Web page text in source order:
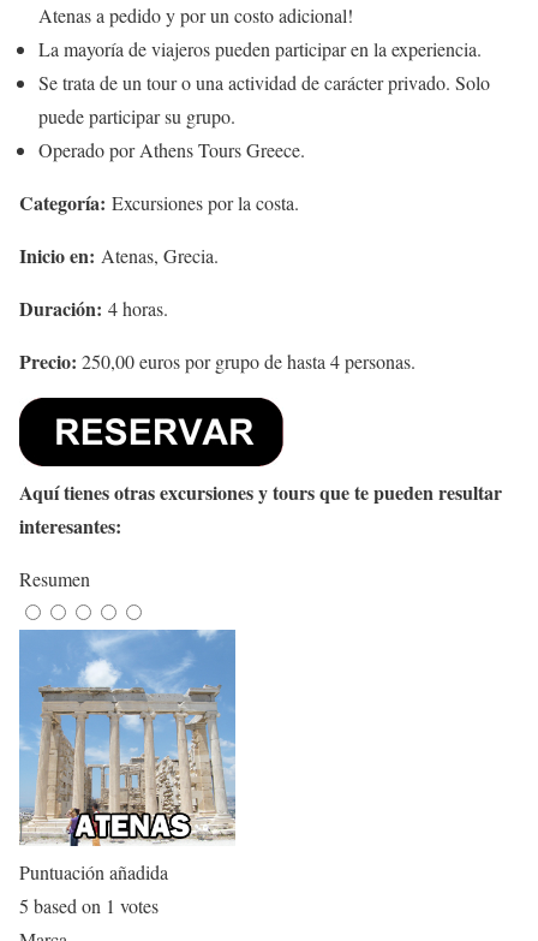
Atenas a pedido y por un costo adicional!
La mayoría de viajeros pueden participar en la experiencia.
Se trata de un tour o una actividad de carácter privado. Solo
puede participar su grupo.
Operado por Athens Tours Greece.
Categoría: Excursiones por la costa.
Inicio en: Atenas, Grecia.
Duración: 4 horas.
Precio: 250,00 euros por grupo de hasta 4 personas.
Aquí tienes otras excursiones y tours que te pueden resultar
interesantes:
Resumen
Puntuación añadida
5 based on 1 votes